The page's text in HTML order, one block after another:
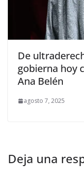
De
gobierna hoy
Ana Belén
agosto 7, 2025
Deja una